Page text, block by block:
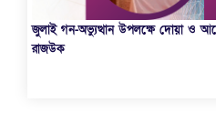
জুলাই গন-অভ্যুত্থান উপলক্ষে দোয়া ও
রাজউক